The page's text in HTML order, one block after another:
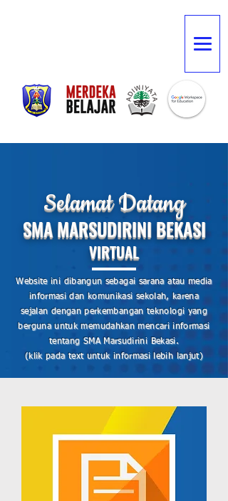
Selamat Datang
SMA MARSUDIRINI BEKASI
VIRTUAL
Website ini dibangun sebagai sarana atau media
informasi dan komunikasi sekolah, karena
sejalan dengan perkembangan teknologi yang
berguna untuk memudahkan mencari informasi
tentang SMA Marsudirini Bekasi.
(klik pada text untuk informasi lebih lanjut)